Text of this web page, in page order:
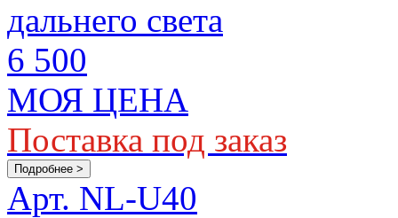
дальнего света
6 500
МОЯ ЦЕНА
Поставка под заказ
Подробнее >
Арт. NL-U40